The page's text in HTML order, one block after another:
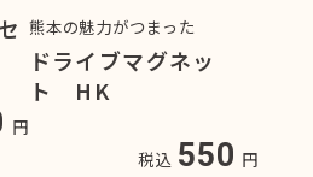
円
熊本の魅力がつまった
ドライブマグネッ
ト HK
税込 550 円